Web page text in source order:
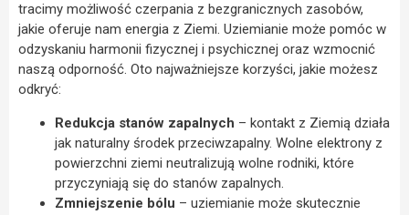
tracimy możliwość czerpania z bezgranicznych zasobów,
jakie oferuje nam energia z Ziemi. Uziemianie może pomóc w
odzyskaniu harmonii fizycznej i psychicznej oraz wzmocnić
naszą odporność. Oto najważniejsze korzyści, jakie możesz
odkryć:
Redukcja stanów zapalnych – kontakt z Ziemią działa
jak naturalny środek przeciwzapalny. Wolne elektrony z
powierzchni ziemi neutralizują wolne rodniki, które
przyczyniają się do stanów zapalnych​.
Zmniejszenie bólu – uziemianie może skutecznie